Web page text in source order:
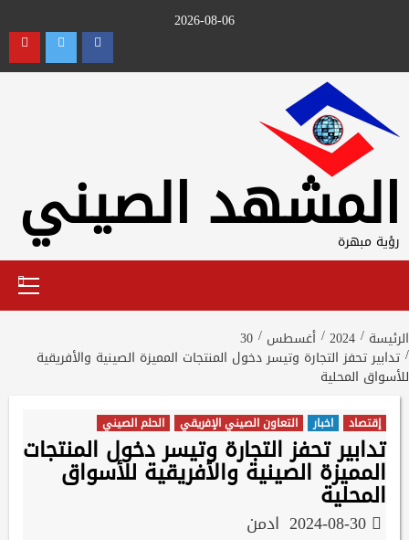
2026-08-06
Facebook
Twitter
المشهد الصيني
رؤية مبهرة
Primary
الرئيسة 2024 أغسطس 30
تدابير تحفز التجارة وتيسر دخول المنتجات المميزة الصينية والأفريقية
للأسواق المحلية
إقتصاد اخبار التعاون الصيني الإفريقي الحلم الصيني
تدابير تحفز التجارة وتيسر دخول المنتجات
المميزة الصينية والأفريقية للأسواق
المحلية
ادمن